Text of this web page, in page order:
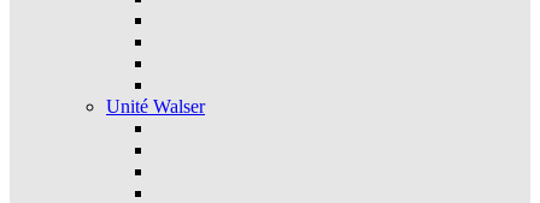
Unité Walser